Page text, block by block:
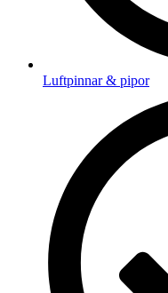
Luftpinnar & pipor